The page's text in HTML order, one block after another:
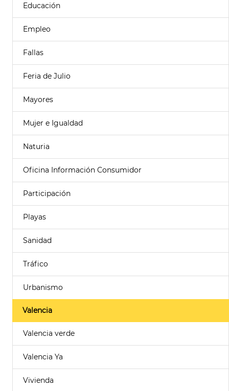
Educación
Empleo
Fallas
Feria de Julio
Mayores
Mujer e Igualdad
Naturia
Oficina Información Consumidor
Participación
Playas
Sanidad
Tráfico
Urbanismo
Valencia
Valencia verde
Valencia Ya
Vivienda